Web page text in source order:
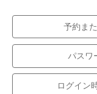
予約ま
パスワ
ログイン